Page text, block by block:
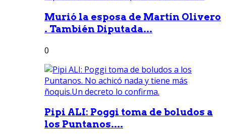
Murió la esposa de Martín Olivero
. También Diputada...
0
Pipi ALI: Poggi toma de boludos a
los Puntanos....